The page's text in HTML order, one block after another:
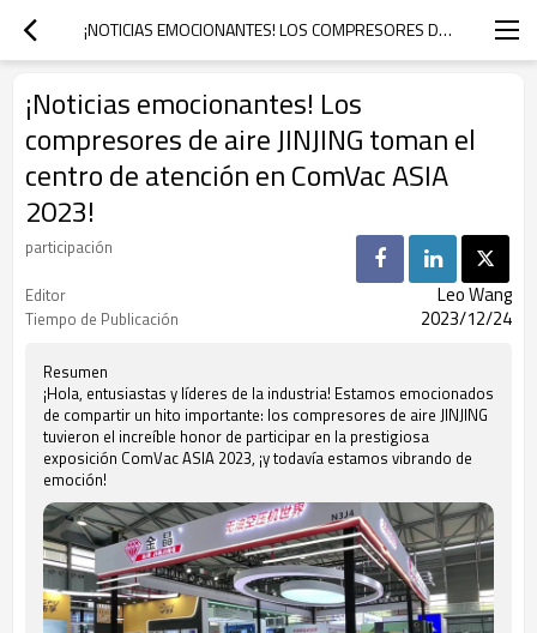
¡NOTICIAS EMOCIONANTES! LOS COMPRESORES DE AIRE JINJING TOMAN EL CENTRO DE ATENCIÓN EN COMVAC ASIA 2023!
¡Noticias emocionantes! Los
compresores de aire JINJING toman el
centro de atención en ComVac ASIA
2023!
participación
Editor
Leo Wang
Tiempo de Publicación 2023/12/24
Resumen
¡Hola, entusiastas y líderes de la industria! Estamos emocionados
de compartir un hito importante: los compresores de aire JINJING
tuvieron el increíble honor de participar en la prestigiosa
exposición ComVac ASIA 2023, ¡y todavía estamos vibrando de
emoción!